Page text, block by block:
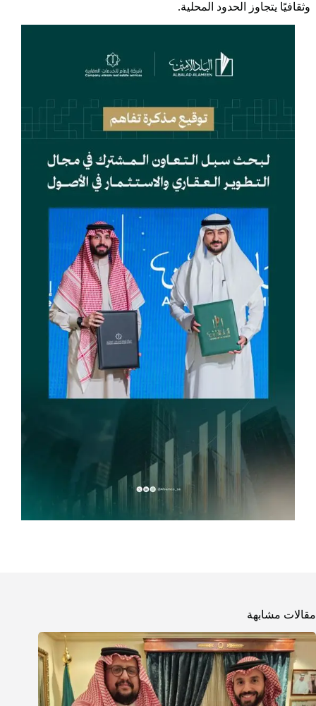
وثقافيًا يتجاوز الحدود المحلية.
مقالات مشابهة